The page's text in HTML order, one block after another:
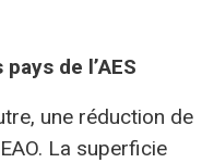
de l’AES
une réduction de
La superficie